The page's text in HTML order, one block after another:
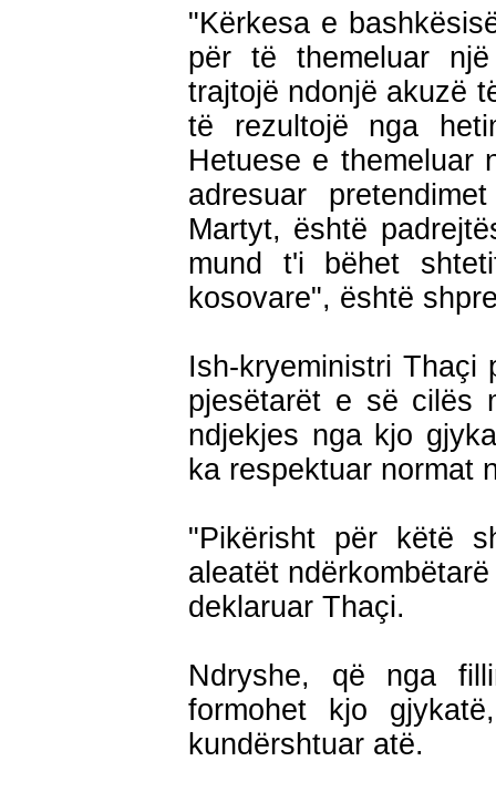
"Kërkesa e
për të themeluar
trajtojë ndonjë akuzë
të rezultojë nga
Hetuese e themeluar
adresuar
Martyt, është
mund t'i bëhet
kosovare", është
Ish-kryeministri
pjesëtarët e së cilës
ndjekjes nga kjo
ka respektuar normat
"Pikërisht për këtë
aleatët
deklaruar Thaçi.
Ndryshe, që nga
formohet kjo
kundërshtuar atë.